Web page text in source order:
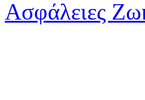
Ασφάλειες